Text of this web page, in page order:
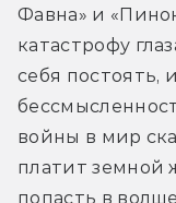
Фавна» и
катастрофу
себя постоять,
войны в мир
платит земной
попасть в